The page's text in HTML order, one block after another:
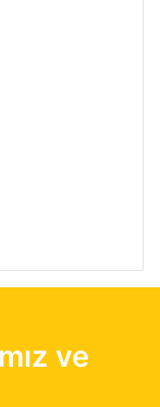
ve